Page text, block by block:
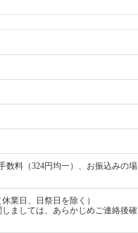
数料（324円均一）、お振込みの場
業日、日祭日を除く）
ましては、あらかじめご連絡後確